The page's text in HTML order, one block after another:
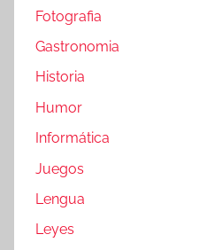
Fotografia
Gastronomia
Historia
Humor
Informática
Juegos
Lengua
Leyes